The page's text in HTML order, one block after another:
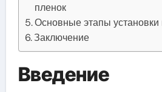
пленок
Основные этапы установки
Заключение
Введение